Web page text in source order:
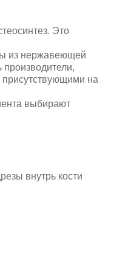
Это
из нержавеющей
на
выбирают
внутрь кости